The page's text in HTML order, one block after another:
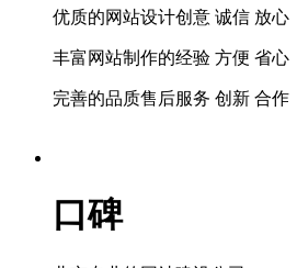
优质的网站设计创意 诚信 放心
丰富网站制作的经验 方便 省心
完善的品质售后服务 创新 合作
口碑